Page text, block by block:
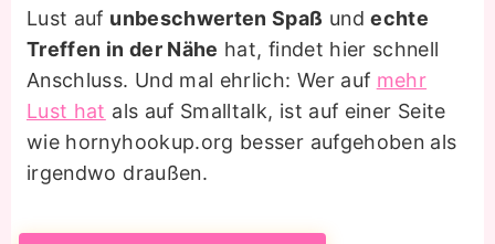
Lust auf unbeschwerten Spaß undechte
Treffen in der Nähe hat, findet hier schnell
Anschluss. Und mal ehrlich: Wer auf mehr
Lust hat als auf Smalltalk, ist auf einer Seite
wie hornyhookup.org besser aufgehoben als
irgendwo draußen.